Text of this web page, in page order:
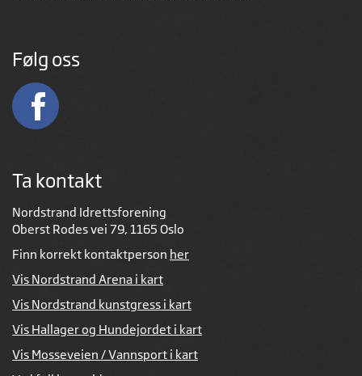
Følg oss
Ta kontakt
Nordstrand Idrettsforening
Oberst Rodes vei 79, 1165 Oslo
Finn korrekt kontaktperson her
Vis Nordstrand Arena i kart
Vis Nordstrand kunstgress i kart
Vis Hallager og Hundejordet i kart
Vis Mosseveien / Vannsport i kart